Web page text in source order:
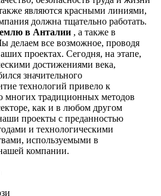
являются красными линиями,
должна тщательно работать.
в Анталии , а также в
делаем все возможное, проводя
проектах. Сегодня, на этапе,
достижениями века,
значительного
технологий привело к
традиционных методов
как и в любом другом
проекты с преданностью
и технологическими
используемыми в
компании.